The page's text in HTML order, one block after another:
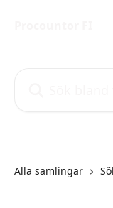
Alla samlingar